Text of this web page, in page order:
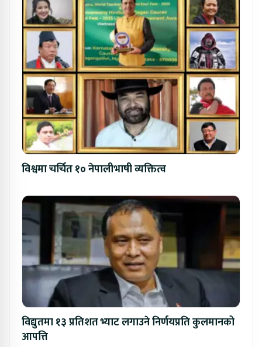
विश्वमा चर्चित १० नेपालीभाषी व्यक्तित्व
विद्युतमा १३ प्रतिशत भ्याट लगाउने निर्णयप्रति कुलमानको
आपत्ति